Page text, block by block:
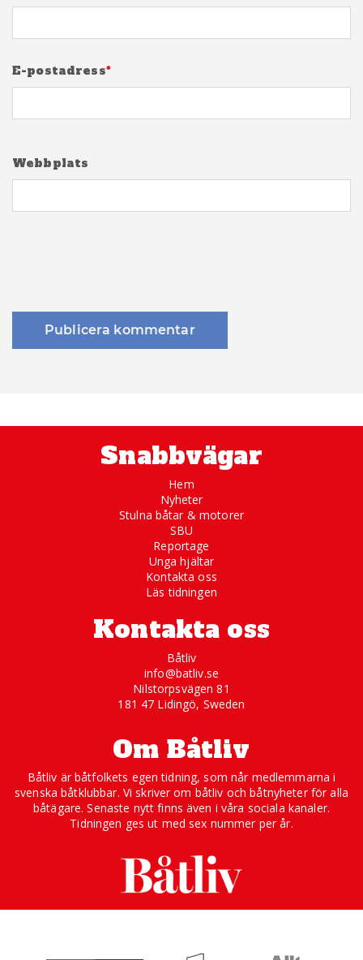
E-postadress*
Webbplats
Snabbvägar
Hem
Nyheter
Stulna båtar & motorer
SBU
Reportage
Unga hjältar
Kontakta oss
Läs tidningen
Kontakta oss
Båtliv
info@batliv.se
Nilstorpsvägen 81
181 47 Lidingö, Sweden
Om Båtliv
Båtliv är båtfolkets egen tidning, som når medlemmarna i
svenska båtklubbar. Vi skriver om båtliv och båtnyheter för alla
båtägare. Senaste nytt finns även i våra sociala kanaler.
Tidningen ges ut med sex nummer per år.